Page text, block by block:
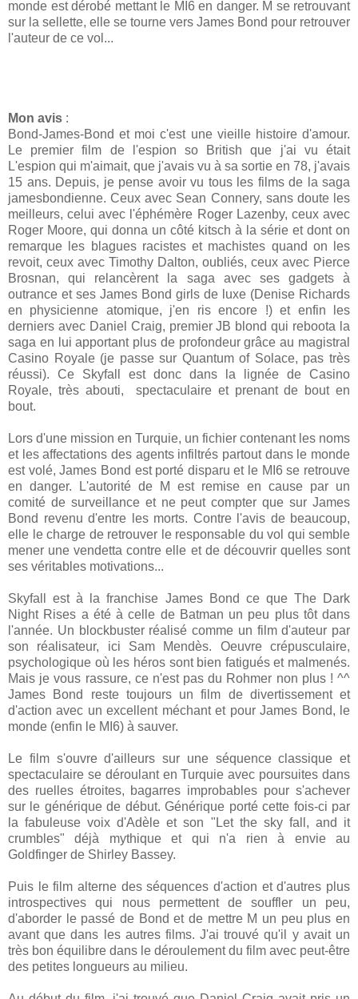
monde est dérobé mettant le MI6 en danger. M se retrouvant
sur la sellette, elle se tourne vers James Bond pour retrouver
l'auteur de ce vol...
Mon avis :
Bond-James-Bond et moi c'est une vieille histoire d'amour.
Le premier film de l'espion so British que j'ai vu était
L'espion qui m'aimait, que j'avais vu à sa sortie en 78, j'avais
15 ans. Depuis, je pense avoir vu tous les films de la saga
jamesbondienne. Ceux avec Sean Connery, sans doute les
meilleurs, celui avec l'éphémère Roger Lazenby, ceux avec
Roger Moore, qui donna un côté kitsch à la série et dont on
remarque les blagues racistes et machistes quand on les
revoit, ceux avec Timothy Dalton, oubliés, ceux avec Pierce
Brosnan, qui relancèrent la saga avec ses gadgets à
outrance et ses James Bond girls de luxe (Denise Richards
en physicienne atomique, j'en ris encore !) et enfin les
derniers avec Daniel Craig, premier JB blond qui reboota la
saga en lui apportant plus de profondeur grâce au magistral
Casino Royale (je passe sur Quantum of Solace, pas très
réussi). Ce Skyfall est donc dans la lignée de Casino
Royale, très abouti, spectaculaire et prenant de bout en
bout.
Lors d'une mission en Turquie, un fichier contenant les noms
et les affectations des agents infiltrés partout dans le monde
est volé, James Bond est porté disparu et le MI6 se retrouve
en danger. L'autorité de M est remise en cause par un
comité de surveillance et ne peut compter que sur James
Bond revenu d'entre les morts. Contre l'avis de beaucoup,
elle le charge de retrouver le responsable du vol qui semble
mener une vendetta contre elle et de découvrir quelles sont
ses véritables motivations...
Skyfall est à la franchise James Bond ce que The Dark
Night Rises a été à celle de Batman un peu plus tôt dans
l'année. Un blockbuster réalisé comme un film d'auteur par
son réalisateur, ici Sam Mendès. Oeuvre crépusculaire,
psychologique où les héros sont bien fatigués et malmenés.
Mais je vous rassure, ce n'est pas du Rohmer non plus ! ^^
James Bond reste toujours un film de divertissement et
d'action avec un excellent méchant et pour James Bond, le
monde (enfin le MI6) à sauver.
Le film s'ouvre d'ailleurs sur une séquence classique et
spectaculaire se déroulant en Turquie avec poursuites dans
des ruelles étroites, bagarres improbables pour s'achever
sur le générique de début. Générique porté cette fois-ci par
la fabuleuse voix d'Adèle et son "Let the sky fall, and it
crumbles" déjà mythique et qui n'a rien à envie au
Goldfinger de Shirley Bassey.
Puis le film alterne des séquences d'action et d'autres plus
introspectives qui nous permettent de souffler un peu,
d'aborder le passé de Bond et de mettre M un peu plus en
avant que dans les autres films. J'ai trouvé qu'il y avait un
très bon équilibre dans le déroulement du film avec peut-être
des petites longueurs au milieu.